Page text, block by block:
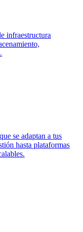
infraestructura
se adaptan a tus
hasta plataformas